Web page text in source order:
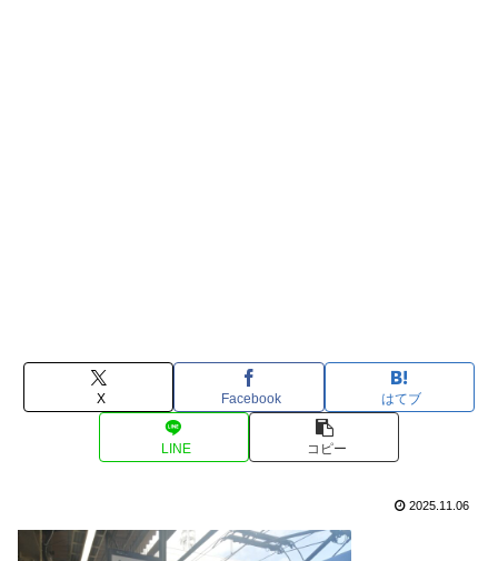
X Facebook はてブ
LINE コピー
2025.11.06